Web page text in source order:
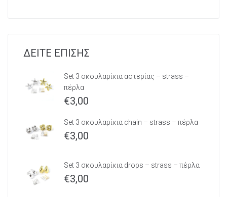
ΔΕΙΤΕ ΕΠΙΣΗΣ
Set 3 σκουλαρίκια αστερίας – strass –
πέρλα
€3,00
Set 3 σκουλαρίκια chain – strass – πέρλα
€3,00
Set 3 σκουλαρίκια drops – strass – πέρλα
€3,00